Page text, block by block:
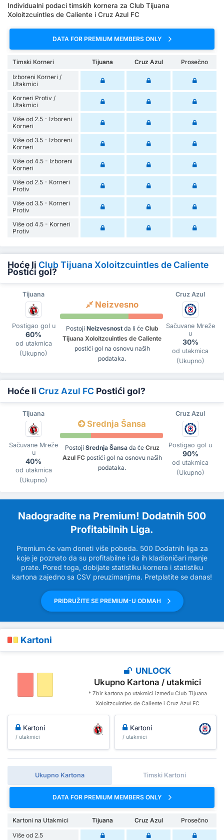
Individualni podaci timskih kornera za Club Tijuana
Xoloitzcuintles de Caliente i Cruz Azul FC
DATA FOR PREMIUM MEMBERS ONLY
Timski Korneri Tijuana Cruz Azul
Prosečno
Izboreni Korneri /
Utakmici
Korneri Protiv /
Utakmici
Više od 2.5 - Izboreni
Korneri
Više od 3.5 - Izboreni
Korneri
Više od 4.5 - Izboreni
Korneri
Više od 2.5 - Korneri
Protiv
Više od 3.5 - Korneri
Protiv
Više od 4.5 - Korneri
Protiv
Hoće li Club Tijuana Xoloitzcuintles de Caliente
Postići gol?
Tijuana Cruz Azul
Postigao gol u
60%
od utakmica
(Ukupno)
Neizvesno
Postoji Neizvesnostda li će Club
Tijuana Xoloitzcuintles de Caliente
postići gol na osnovu naših
podataka.
Sačuvane Mreže
u
30%
od utakmica
(Ukupno)
Hoće li Cruz Azul FC Postići gol?
Tijuana Cruz Azul
Sačuvane Mreže
u
40%
od utakmica
(Ukupno)
Srednja Šansa
Postoji Srednja Šansada će Cruz
Azul FCpostići gol na osnovu naših
podataka.
Postigao gol u
90%
od utakmica
(Ukupno)
Nadogradite na Premium! Dodatnih 500
Profitabilnih Liga.
Premium će vam doneti više pobeda. 500 Dodatnih liga za
koje je poznato da su profitabilne i da ih kladioničari manje
prate. Pored toga, dobijate statistiku kornera i statistiku
kartona zajedno sa CSV preuzimanjima. Pretplatite se danas!
PRIDRUŽITE SE PREMIUM-U ODMAH
Kartoni
UNLOCK
Ukupno Kartona / utakmici
* Zbir kartona po utakmici između Club Tijuana
Xoloitzcuintles de Caliente i Cruz Azul FC
Kartoni
/ utakmici
Kartoni
/ utakmici
Ukupno Kartona Timski Kartoni
DATA FOR PREMIUM MEMBERS ONLY
Kartoni na Utakmici Tijuana Cruz Azul
Prosečno
Više od 2.5